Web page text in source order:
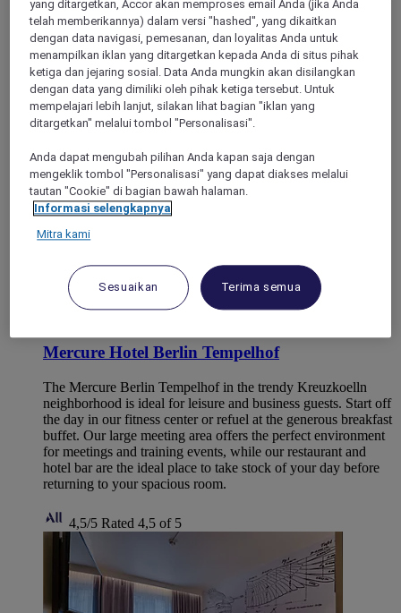
Residenz Berlin Checkpoint Charlie features 117 spacious
rooms with air conditioning and free WIFI, with many
including a balcony or terrace overlooking the green
courtyard.
4,6/5Rated 4,6 of 5
Mercure Hotel Berlin Tempelhof
The Mercure Berlin Tempelhof in the trendy Kreuzkoelln
neighborhood is ideal for leisure and business guests. Start off
the day in our fitness center or refuel at the generous breakfast
buffet. Our large meeting area offers the perfect environment
for meetings and training events, while our restaurant and
hotel bar are the ideal place to take stock of your day before
returning to your spacious room.
4,5/5 Rated 4,5 of 5
yang ditargetkan, Accor akan memproses email Anda (jika Anda
telah memberikannya) dalam versi "hashed", yang dikaitkan
dengan data navigasi, pemesanan, dan loyalitas Anda untuk
menampilkan iklan yang ditargetkan kepada Anda di situs pihak
ketiga dan jejaring sosial. Data Anda mungkin akan disilangkan
dengan data yang dimiliki oleh pihak ketiga tersebut. Untuk
mempelajari lebih lanjut, silakan lihat bagian "iklan yang
ditargetkan" melalui tombol "Personalisasi".
Anda dapat mengubah pilihan Anda kapan saja dengan
mengeklik tombol "Personalisasi" yang dapat diakses melalui
tautan "Cookie" di bagian bawah halaman.
Informasi selengkapnya
Mitra kami
Sesuaikan Terima semua